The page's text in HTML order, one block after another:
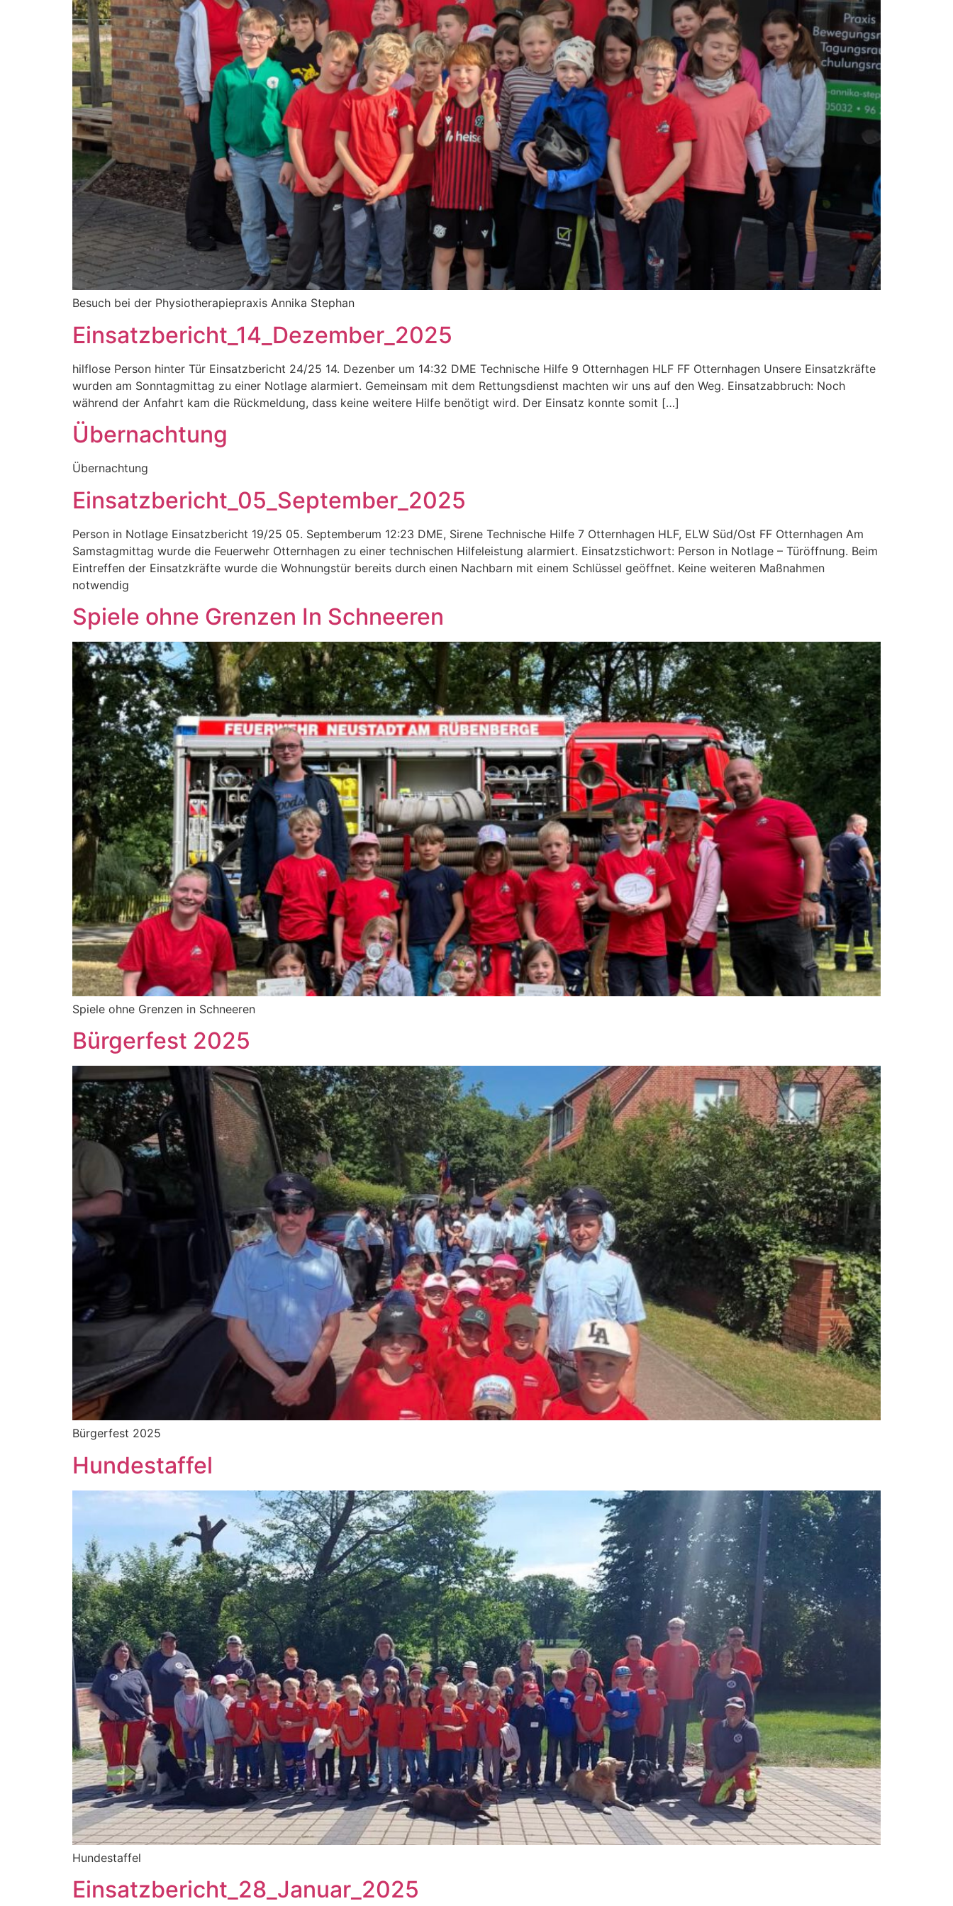
Besuch bei der Physiotherapiepraxis Annika Stephan
Einsatzbericht_14_Dezember_2025
hilflose Person hinter Tür Einsatzbericht 24/25 14. Dezenber um 14:32 DME Technische Hilfe 9 Otternhagen HLF FF Otternhagen Unsere Einsatzkräfte
wurden am Sonntagmittag zu einer Notlage alarmiert. Gemeinsam mit dem Rettungsdienst machten wir uns auf den Weg. Einsatzabbruch: Noch
während der Anfahrt kam die Rückmeldung, dass keine weitere Hilfe benötigt wird. Der Einsatz konnte somit […]
Übernachtung
Übernachtung
Einsatzbericht_05_September_2025
Person in Notlage Einsatzbericht 19/25 05. Septemberum 12:23 DME, Sirene Technische Hilfe 7 Otternhagen HLF, ELW Süd/Ost FF Otternhagen Am
Samstagmittag wurde die Feuerwehr Otternhagen zu einer technischen Hilfeleistung alarmiert. Einsatzstichwort: Person in Notlage – Türöffnung. Beim
Eintreffen der Einsatzkräfte wurde die Wohnungstür bereits durch einen Nachbarn mit einem Schlüssel geöffnet. Keine weiteren Maßnahmen
notwendig
Spiele ohne Grenzen In Schneeren
Spiele ohne Grenzen in Schneeren
Bürgerfest 2025
Bürgerfest 2025
Hundestaffel
Hundestaffel
Einsatzbericht_28_Januar_2025